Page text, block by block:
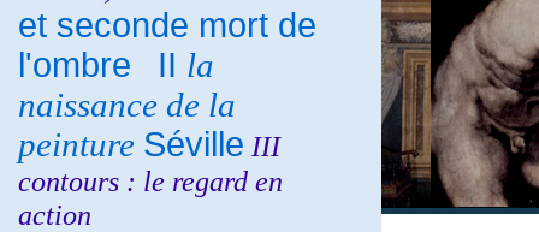
et seconde mort de
l'ombre
II la
naissance de la
peinture Séville III
contours : le regard en
action